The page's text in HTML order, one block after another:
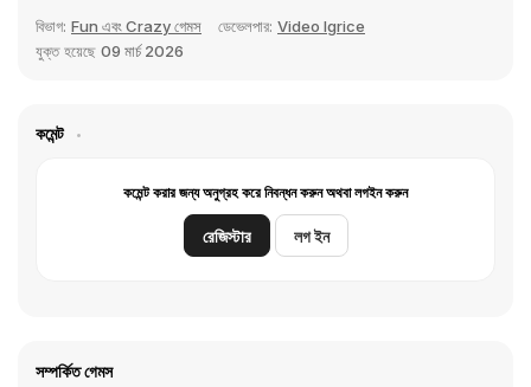
বিভাগ: Fun এবং Crazy গেমস ডেভেলপার: Video Igrice
যুক্ত হয়েছে 09 মার্চ 2026
কমেন্ট
কমেন্ট করার জন্য অনুগ্রহ করে নিবন্ধন করুন অথবা লগইন করুন
রেজিস্টার লগ ইন
সম্পর্কিত গেমস